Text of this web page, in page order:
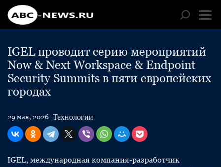
IGEL проводит серию мероприятий
Now & Next Workspace & Endpoint
Security Summits в пяти европейских
городах
29 мая, 2026 Технологии
IGEL, международная компания-разработчик